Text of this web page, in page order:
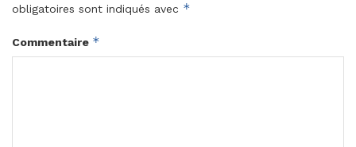
obligatoires sont indiqués avec *
Commentaire *